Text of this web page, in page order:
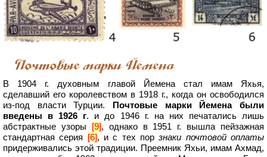
Почтовые марки Йемена
В 1904 г. духовным главой Йемена стал имам Яхья,
сделавший его королевством в 1918 г., когда он освободился
из-под власти Турции. Почтовые марки Йемена были
введены в 1926 г. и до 1946 г. на них печатались лишь
абстрактные узоры [9], однако в 1951 г. вышла пейзажная
стандартная серия [6], и с тех порзнаки почтовой оплаты
придерживались этой традиции. Преемник Яхьи, имам Ахмад,